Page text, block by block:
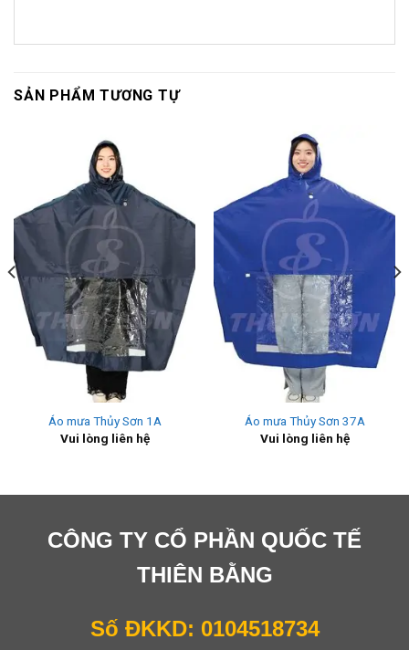
SẢN PHẨM TƯƠNG TỰ
Áo mưa Thủy Sơn 1A
Vui lòng liên hệ
Áo mưa Thủy Sơn 37A
Vui lòng liên hệ
CÔNG TY CỔ PHẦN QUỐC TẾ
THIÊN BẰNG
Số ĐKKD: 0104518734